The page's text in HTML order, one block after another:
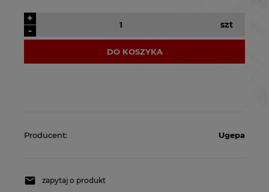
-
+
szt
DO KOSZYKA
Producent: Ugepa
zapytaj o produkt